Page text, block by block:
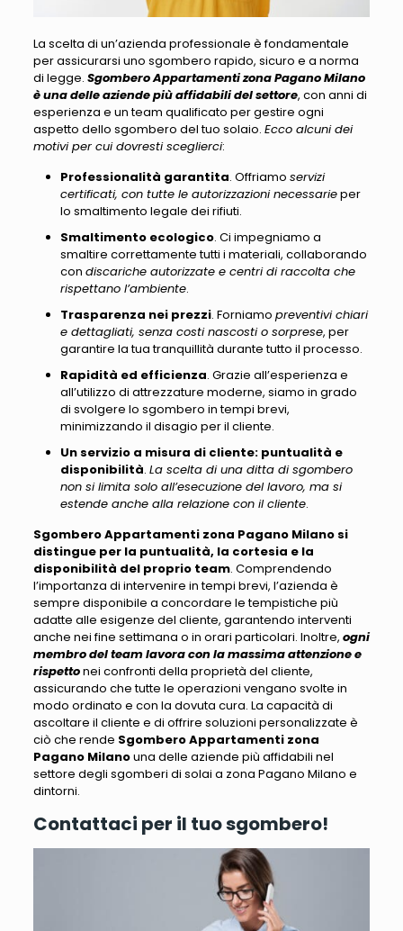
La scelta di un’azienda professionale è fondamentale
per assicurarsi uno sgombero rapido, sicuro e a norma
di legge. Sgombero Appartamenti zona Pagano Milano
è una delle aziende più affidabili del settore, con anni di
esperienza e un team qualificato per gestire ogni
aspetto dello sgombero del tuo solaio. Ecco alcuni dei
motivi per cui dovresti sceglierci:
Professionalità garantita. Offriamo servizi
certificati, con tutte le autorizzazioni necessarieper
lo smaltimento legale dei rifiuti.
Smaltimento ecologico. Ci impegniamo a
smaltire correttamente tutti i materiali, collaborando
con discariche autorizzate e centri di raccolta che
rispettano l’ambiente.
Trasparenza nei prezzi. Forniamo preventivi chiari
e dettagliati, senza costi nascosti o sorprese, per
garantire la tua tranquillità durante tutto il processo.
Rapidità ed efficienza. Grazie all’esperienza e
all’utilizzo di attrezzature moderne, siamo in grado
di svolgere lo sgombero in tempi brevi,
minimizzando il disagio per il cliente.
Un servizio a misura di cliente: puntualità e
disponibilità. La scelta di una ditta di sgombero
non si limita solo all’esecuzione del lavoro, ma si
estende anche alla relazione con il cliente.
Sgombero Appartamenti zona Pagano Milano si
distingue per la puntualità, la cortesia e la
disponibilità del proprio team. Comprendendo
l’importanza di intervenire in tempi brevi, l’azienda è
sempre disponibile a concordare le tempistiche più
adatte alle esigenze del cliente, garantendo interventi
anche nei fine settimana o in orari particolari. Inoltre, ogni
membro del team lavora con la massima attenzione e
rispettonei confronti della proprietà del cliente,
assicurando che tutte le operazioni vengano svolte in
modo ordinato e con la dovuta cura. La capacità di
ascoltare il cliente e di offrire soluzioni personalizzate è
ciò che rende Sgombero Appartamenti zona
Pagano Milanouna delle aziende più affidabili nel
settore degli sgomberi di solai a zona Pagano Milano e
dintorni.
Contattaci per il tuo sgombero!